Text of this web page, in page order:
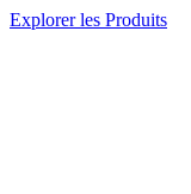
Explorer les Produits